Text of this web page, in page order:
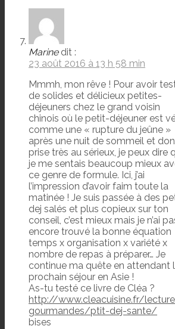
Marine dit :
23 août 2016 à 13 h 58 min
Mmmh, mon rêve ! Pour avoir
de solides et délicieux petites-
déjeuners chez le grand voisin
chinois où le petit-déjeuner est
comme une « rupture du jeûne »
après une nuit de sommeil et
prise très au sérieux, je peux dire
je me sentais beaucoup mieux
ce genre de formule. Ici, j’ai
l’impression d’avoir faim toute la
matinée ! Je suis passée à des
dej salés et plus copieux sur ton
conseil, c’est mieux mais je n’ai
encore trouvé la bonne équation
temps x organisation x variété x
nombre de repas à préparer… Je
continue ma quête en attendant
prochain séjour en Asie !
As-tu testé ce livre de Cléa ?
http://www.cleacuisine.fr/
gourmandes/ptit-dej-sante/
bises